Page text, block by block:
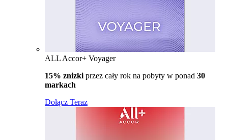
ALL Accor+ Voyager
15% znizki przez cały rok na pobyty w ponad 30
markach
Dołącz Teraz